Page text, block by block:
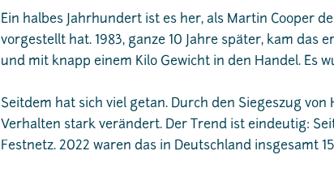
Ein halbes Jahrhundert ist es her, als Martin Cooper
vorgestellt hat. 1983, ganze 10 Jahre später, kam
und mit knapp einem Kilo Gewicht in den Handel. Es
Seitdem hat sich viel getan. Durch den Siegeszug
Verhalten stark verändert. Der Trend ist eindeutig:
Festnetz. 2022 waren das in Deutschland insgesamt